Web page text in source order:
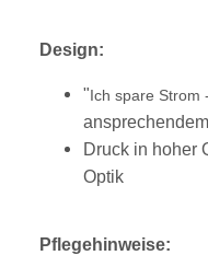
Design:
"Ich spare Strom
Druck in hoher
Optik
Pflegehinweise: